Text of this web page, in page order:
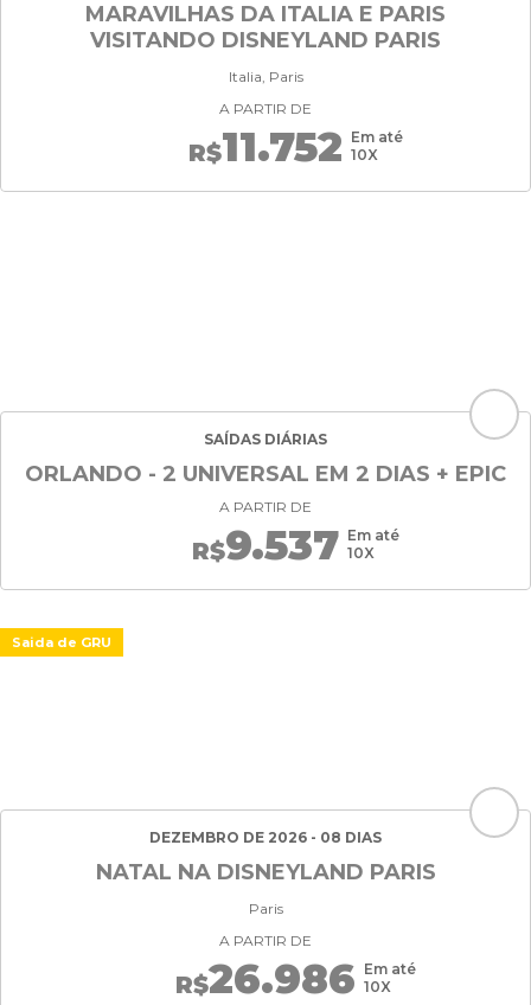
MARAVILHAS DA ITALIA E PARIS
VISITANDO DISNEYLAND PARIS
Italia, Paris
A PARTIR DE
R$11.752 Em até
10X
SAÍDAS DIÁRIAS
ORLANDO - 2 UNIVERSAL EM 2 DIAS + EPIC
A PARTIR DE
R$9.537 Em até
10X
Saida de GRU
DEZEMBRO DE 2026 - 08 DIAS
NATAL NA DISNEYLAND PARIS
Paris
A PARTIR DE
R$26.986 Em até
10X